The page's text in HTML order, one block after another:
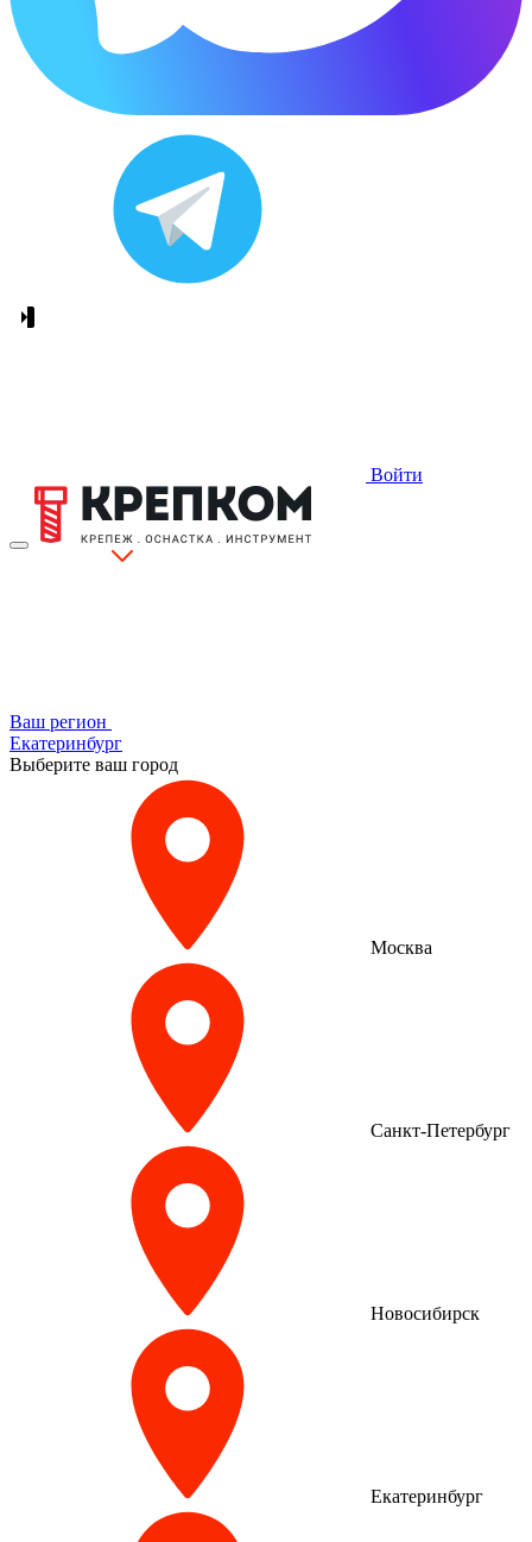
Войти
Ваш регион
Екатеринбург
Выберите ваш город
Москва
Санкт-Петербург
Новосибирск
Екатеринбург